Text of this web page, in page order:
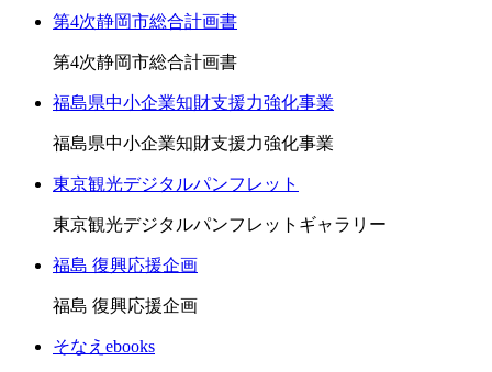
第4次静岡市総合計画書
第4次静岡市総合計画書
福島県中小企業知財支援力強化事業
福島県中小企業知財支援力強化事業
東京観光デジタルパンフレット
東京観光デジタルパンフレットギャラリー
福島 復興応援企画
福島 復興応援企画
そなえebooks